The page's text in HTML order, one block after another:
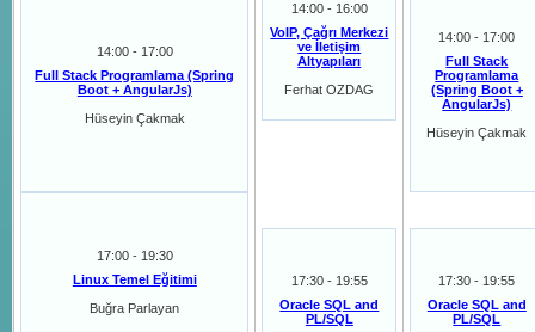
14:00 - 17:00
Full Stack Programlama (Spring
Boot + AngularJs)
Hüseyin Çakmak
17:00 - 19:30
Linux Temel Eğitimi
Buğra Parlayan
14:00 - 16:00
VoIP, Çağrı Merkezi
ve İletişim
Altyapıları
Ferhat OZDAG
17:30 - 19:55
Oracle SQL and
PL/SQL
14:00 - 17:00
Full Stack
Programlama
(Spring Boot +
AngularJs)
Hüseyin Çakmak
17:30 - 19:55
Oracle SQL and
PL/SQL